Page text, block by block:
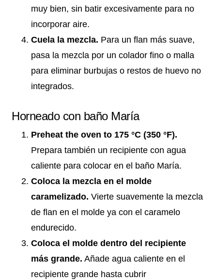
muy bien, sin batir excesivamente para no
incorporar aire.
Cuela la mezcla. Para un flan más suave,
pasa la mezcla por un colador fino o malla
para eliminar burbujas o restos de huevo no
integrados.
Horneado con baño María
Preheat the oven to 175 °C (350 °F).
Prepara también un recipiente con agua
caliente para colocar en el baño María.
Coloca la mezcla en el molde
caramelizado. Vierte suavemente la mezcla
de flan en el molde ya con el caramelo
endurecido.
Coloca el molde dentro del recipiente
más grande. Añade agua caliente en el
recipiente grande hasta cubrir